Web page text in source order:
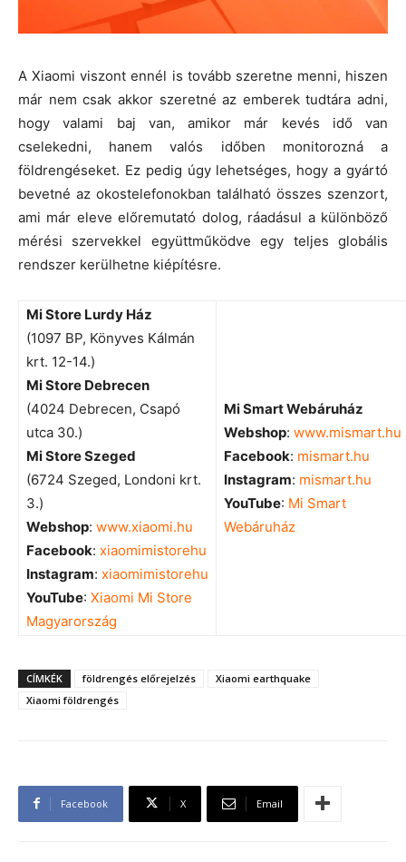
A Xiaomi viszont ennél is tovább szeretne menni, hiszen
már nem csak akkor szeretné az emberek tudtára adni,
hogy valami baj van, amikor már kevés idő van
cselekedni, hanem valós időben monitorozná a
földrengéseket. Ez pedig úgy lehetséges, hogy a gyártó
bevetné az okostelefonokban található összes szenzort,
ami már eleve előremutató dolog, ráadásul a különböző
mérési szervekkel együttműködve egy teljes globális
rendszer kerülhetne kiépítésre.
Mi Store Lurdy Ház
(1097 BP, Könyves Kálmán
krt. 12-14.)
Mi Store Debrecen
(4024 Debrecen, Csapó
utca 30.)
Mi Store Szeged
(6724 Szeged, Londoni krt.
3.)
Webshop: www.xiaomi.hu
Facebook: xiaomimistorehu
Instagram: xiaomimistorehu
YouTube: Xiaomi Mi Store
Magyarország
Mi Smart Webáruház
Webshop: www.mismart.hu
Facebook: mismart.hu
Instagram: mismart.hu
YouTube: Mi Smart
Webáruház
CÍMKÉK földrengés előrejelzés
Xiaomi earthquake
Xiaomi földrengés
Facebook X Email